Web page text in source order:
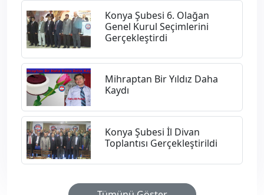
Konya Şubesi 6. Olağan
Genel Kurul Seçimlerini
Gerçekleştirdi
Mihraptan Bir Yıldız Daha
Kaydı
Konya Şubesi İl Divan
Toplantısı Gerçekleştirildi